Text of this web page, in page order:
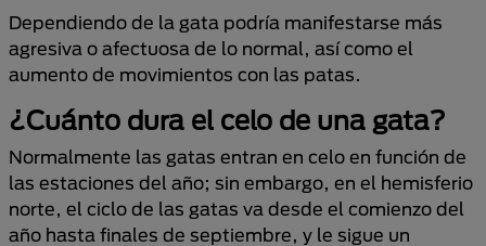
Dependiendo de la gata podría manifestarse más
agresiva o afectuosa de lo normal, así como el
aumento de movimientos con las patas.
¿Cuánto dura el celo de una gata?
Normalmente las gatas entran en celo en función de
las estaciones del año; sin embargo, en el hemisferio
norte, el ciclo de las gatas va desde el comienzo del
año hasta finales de septiembre, y le sigue un